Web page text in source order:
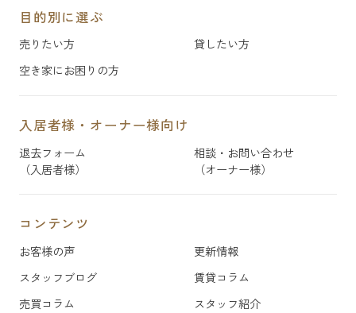
目的別に選ぶ
売りたい方
貸したい方
空き家にお困りの方
入居者様・オーナー様向け
退去フォーム
（入居者様）
相談・お問い合わせ
（オーナー様）
コンテンツ
お客様の声
更新情報
スタッフブログ
賃貸コラム
売買コラム
スタッフ紹介